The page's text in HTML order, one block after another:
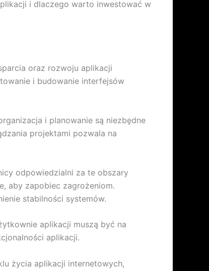
i dlaczego warto inwestować w
oraz rozwoju aplikacji
i budowanie interfejsów
i planowanie są niezbędne
projektami pozwala na
odpowiedzialni za te obszary
aby zapobiec zagrożeniom.
stabilności systemów.
aplikacji muszą być na
aplikacji.
życia aplikacji internetowych,